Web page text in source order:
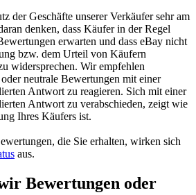
der Geschäfte unserer Verkäufer sehr am
denken, dass Käufer in der Regel
erwarten und dass eBay nicht
bzw. dem Urteil von Käufern
widersprechen. Wir empfehlen
neutrale Bewertungen mit einer
Antwort zu reagieren. Sich mit einer
Antwort zu verabschieden, zeigt wie
Ihres Käufers ist.
die Sie erhalten, wirken sich
aus.
Bewertungen oder